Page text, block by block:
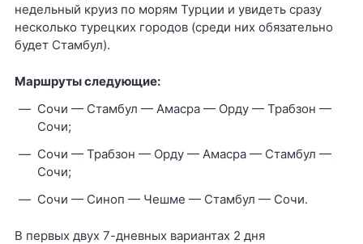
недельный круиз по морям Турции и увидеть сразу
несколько турецких городов (среди них обязательно
будет Стамбул).
Маршруты следующие:
Сочи — Стамбул — Амасра — Орду — Трабзон —
Сочи;
Сочи — Трабзон — Орду — Амасра — Стамбул —
Сочи;
Сочи — Синоп — Чешме — Стамбул — Сочи.
В первых двух 7-дневных вариантах 2 дня